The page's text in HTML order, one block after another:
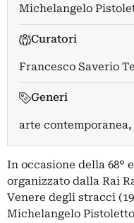
Michelangelo
Curatori
Francesco Saverio
Generi
arte
In occasione della 68°
organizzato dalla Rai
Venere degli stracci
Michelangelo